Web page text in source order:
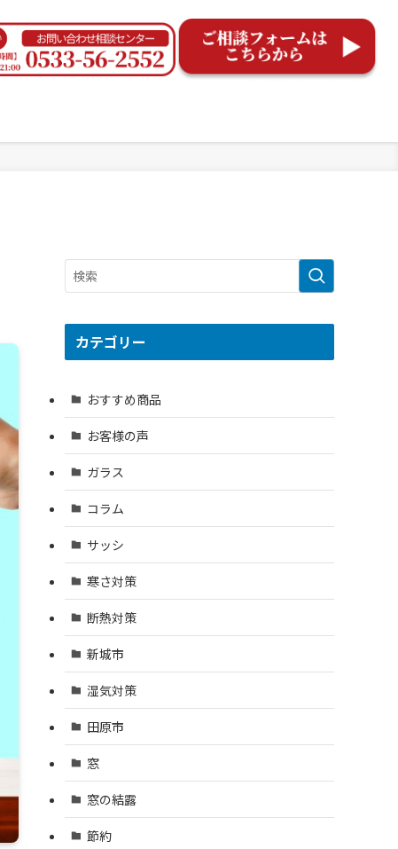
カテゴリー
おすすめ商品
お客様の声
ガラス
コラム
サッシ
寒さ対策
断熱対策
新城市
湿気対策
田原市
窓
窓の結露
節約